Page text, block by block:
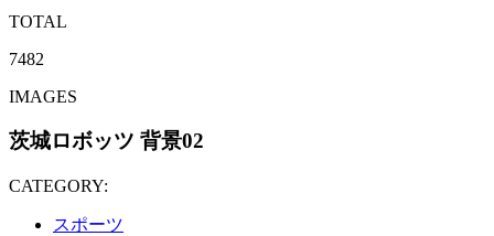
TOTAL
7482
IMAGES
茨城ロボッツ 背景02
CATEGORY:
スポーツ